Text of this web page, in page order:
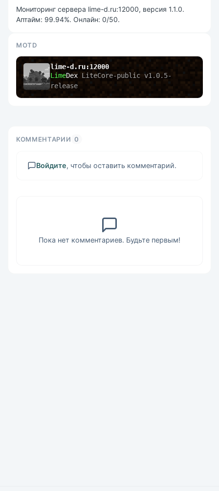
Мониторинг сервера lime-d.ru:12000, версия 1.1.0.
Аптайм: 99.94%. Онлайн: 0/50.
MOTD
lime-d.ru:12000
LimeDex LiteCore-public v1.0.5-
release
КОММЕНТАРИИ 0
Войдите, чтобы оставить комментарий.
Пока нет комментариев. Будьте первым!